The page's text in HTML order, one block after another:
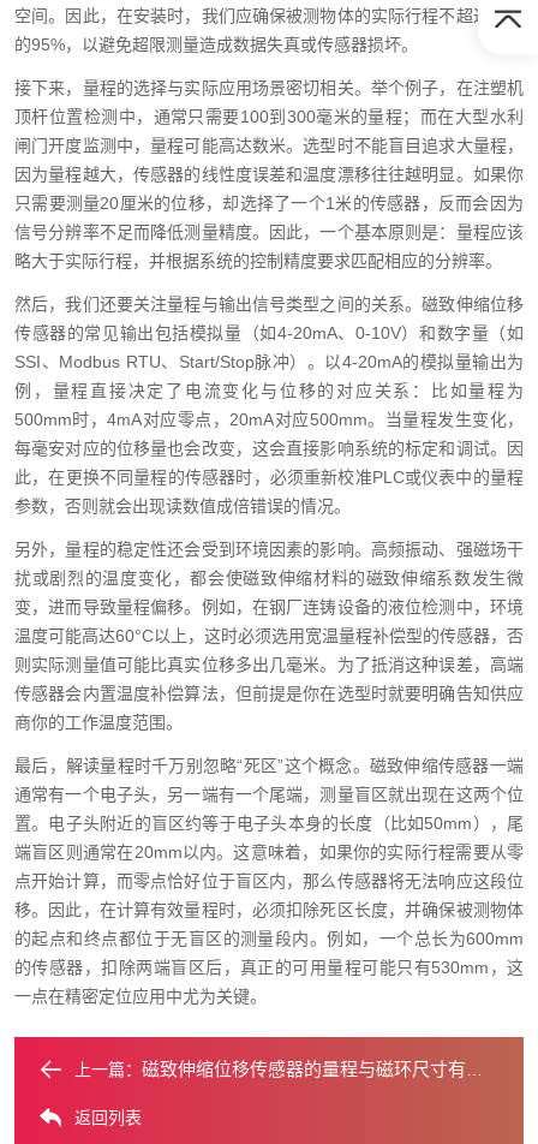
空间。因此，在安装时，我们应确保被测物体的实际行程不超过量程
的95%，以避免超限测量造成数据失真或传感器损坏。
接下来，量程的选择与实际应用场景密切相关。举个例子，在注塑机
顶杆位置检测中，通常只需要100到300毫米的量程；而在大型水利
闸门开度监测中，量程可能高达数米。选型时不能盲目追求大量程，
因为量程越大，传感器的线性度误差和温度漂移往往越明显。如果你
只需要测量20厘米的位移，却选择了一个1米的传感器，反而会因为
信号分辨率不足而降低测量精度。因此，一个基本原则是：量程应该
略大于实际行程，并根据系统的控制精度要求匹配相应的分辨率。
然后，我们还要关注量程与输出信号类型之间的关系。磁致伸缩位移
传感器的常见输出包括模拟量（如4-20mA、0-10V）和数字量（如
SSI、Modbus RTU、Start/Stop脉冲）。以4-20mA的模拟量输出为
例，量程直接决定了电流变化与位移的对应关系：比如量程为
500mm时，4mA对应零点，20mA对应500mm。当量程发生变化，
每毫安对应的位移量也会改变，这会直接影响系统的标定和调试。因
此，在更换不同量程的传感器时，必须重新校准PLC或仪表中的量程
参数，否则就会出现读数值成倍错误的情况。
另外，量程的稳定性还会受到环境因素的影响。高频振动、强磁场干
扰或剧烈的温度变化，都会使磁致伸缩材料的磁致伸缩系数发生微
变，进而导致量程偏移。例如，在钢厂连铸设备的液位检测中，环境
温度可能高达60°C以上，这时必须选用宽温量程补偿型的传感器，否
则实际测量值可能比真实位移多出几毫米。为了抵消这种误差，高端
传感器会内置温度补偿算法，但前提是你在选型时就要明确告知供应
商你的工作温度范围。
最后，解读量程时千万别忽略“死区”这个概念。磁致伸缩传感器一端
通常有一个电子头，另一端有一个尾端，测量盲区就出现在这两个位
置。电子头附近的盲区约等于电子头本身的长度（比如50mm），尾
端盲区则通常在20mm以内。这意味着，如果你的实际行程需要从零
点开始计算，而零点恰好位于盲区内，那么传感器将无法响应这段位
移。因此，在计算有效量程时，必须扣除死区长度，并确保被测物体
的起点和终点都位于无盲区的测量段内。例如，一个总长为600mm
的传感器，扣除两端盲区后，真正的可用量程可能只有530mm，这
一点在精密定位应用中尤为关键。
上一篇： 磁致伸缩位移传感器的量程与磁环尺寸有何关联？
返回列表